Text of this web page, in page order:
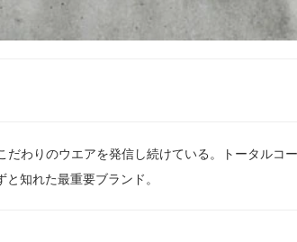
わりのウエアを発信し続けている。トータルコ
知れた最重要ブランド。